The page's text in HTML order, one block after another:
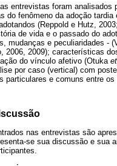
entrevistas foram
do fenômeno da adoção
(Reppold e Hutz,
de vida e o passado do
mudanças e peculiaridades -
2006, 2009); características
do vínculo afetivo (Otuka
por caso (vertical) com
particulares e comuns entre os
nas entrevistas são
se sua discussão e sua